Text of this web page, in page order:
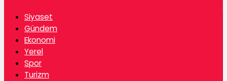
Siyaset
Gündem
Ekonomi
Yerel
Spor
Turizm